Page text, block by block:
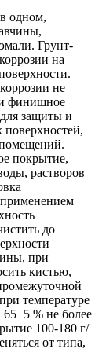
одном,
Грунт-
на
не
финишное
защиты и
поверхностей,
покрытие,
растворов
до
при
кистью,
температуре
% не более
100-180 г/
от типа,